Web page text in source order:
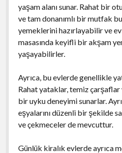
yaşam alanı sunar. Rahat bir
ve tam donanımlı bir mutfak
yemeklerini hazırlayabilir ve
masasında keyifli bir akşam
yaşayabilirler.
Ayrıca, bu evlerde genellikle
Rahat yataklar, temiz
bir uyku deneyimi sunarlar.
eşyalarını düzenli bir şekilde
ve çekmeceler de mevcuttur.
Günlük kiralık evlerde ayrıca